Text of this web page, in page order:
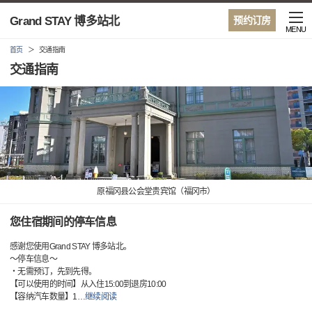
预约订房
Grand STAY 博多站北
MENU
首页 交通指南
交通指南
原福冈县公会堂贵宾馆（福冈市）
您住宿期间的停车信息
感谢您使用Grand STAY 博多站北。
～停车信息～
・无需预订，先到先得。
【可以使用的时间】从入住15:00到退房10:00
【容纳汽车数量】1…继续阅读